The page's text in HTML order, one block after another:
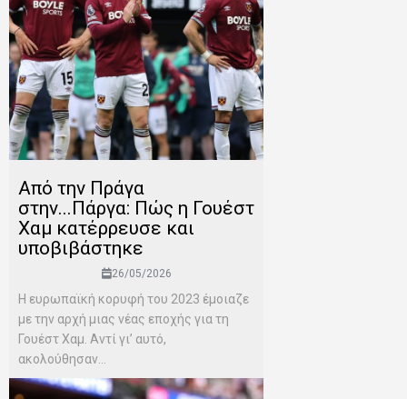
Από την Πράγα
στην...Πάργα: Πώς η Γουέστ
Χαμ κατέρρευσε και
υποβιβάστηκε
26/05/2026
Η ευρωπαϊκή κορυφή του 2023 έμοιαζε
με την αρχή μιας νέας εποχής για τη
Γουέστ Χαμ. Αντί γι’ αυτό,
ακολούθησαν...